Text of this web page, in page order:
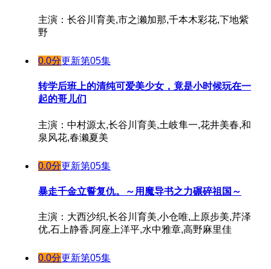
主演：长谷川育美,市之濑加那,千本木彩花,下地紫
野
0.0分更新第05集
转学后班上的清纯可爱美少女，竟是小时候玩在一
起的哥儿们
主演：中村源太,长谷川育美,土岐隼一,花井美春,和
泉风花,春濑夏美
0.0分更新第05集
暴走千金立誓复仇。～用魔导书之力碾碎祖国～
主演：大西沙织,长谷川育美,小仓唯,上原步美,芹泽
优,石上静香,阿座上洋平,水中雅章,高野麻里佳
0.0分更新第05集